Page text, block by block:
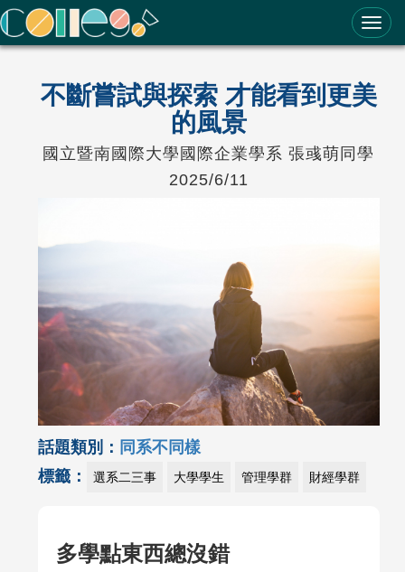
ColleGo! 大學選才與高中育才輔助系統
不斷嘗試與探索 才能看到更美
的風景
國立暨南國際大學國際企業學系 張彧萌同學
2025/6/11
話題類別： 同系不同樣
標籤：
選系二三事 大學學生 管理學群 財經學群
多學點東西總沒錯